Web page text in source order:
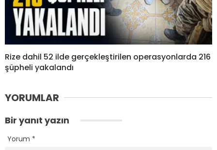
Rize dahil 52 ilde gerçekleştirilen operasyonlarda 216
şüpheli yakalandı
YORUMLAR
Bir yanıt yazın
Yorum *